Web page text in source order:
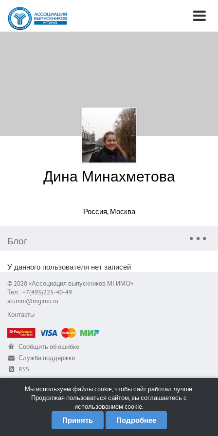
Дина Минахметова
Россия, Москва
Блог
У данного пользователя нет записей
© 2020 «Ассоциация выпускников МГИМО»
Тел.: +7(495)225-40-49
alumni@mgimo.ru
Контакты
Сообщить об ошибке
Служба поддержки
RSS
Мы используем файлы cookie, чтобы сайт работал лучше.
Продолжая пользоваться сайтом, вы соглашаетесь с
использованием cookie.
Принять Подробнее